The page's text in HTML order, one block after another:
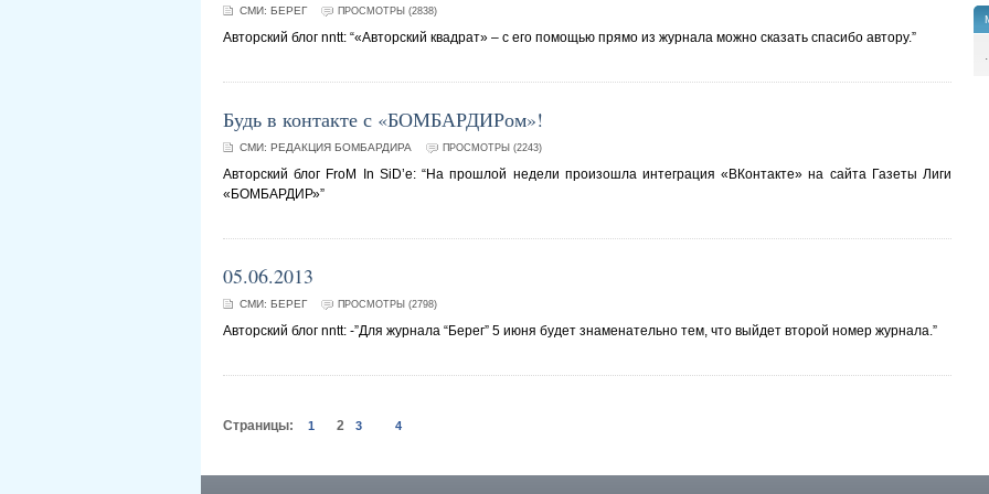
СМИ: БЕРЕГ ПРОСМОТРЫ (2838)
Авторский блог nntt: “«Авторский квадрат» – с его помощью прямо из журнала можно сказать спасибо автору.”
Будь в контакте с «БОМБАРДИРом»!
СМИ: РЕДАКЦИЯ БОМБАРДИРА ПРОСМОТРЫ (2243)
Авторский блог FroM In SiD’e: “На прошлой недели произошла интеграция «ВКонтакте» на сайта Газеты Лиги
«БОМБАРДИР»”
05.06.2013
СМИ: БЕРЕГ ПРОСМОТРЫ (2798)
Авторский блог nntt: -”Для журнала “Берег” 5 июня будет знаменательно тем, что выйдет второй номер журнала.”
Страницы: 1 2 3 4
.